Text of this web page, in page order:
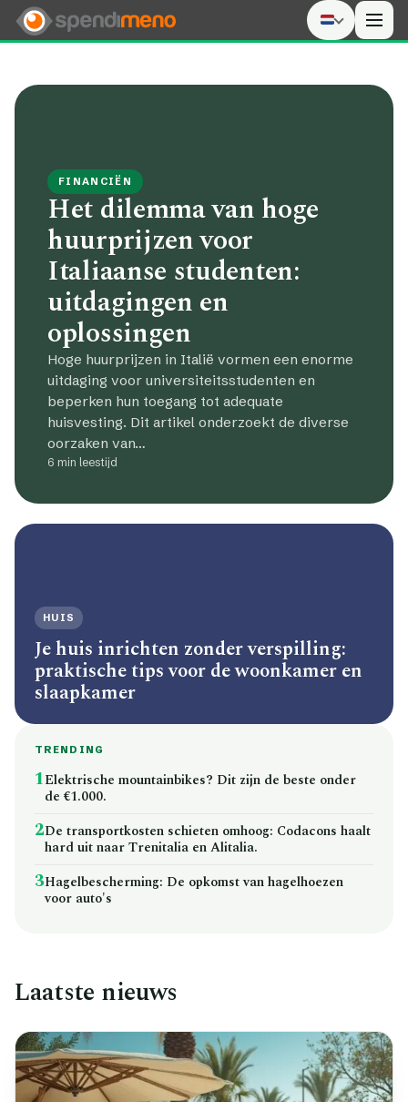
FINANCIËN
Het dilemma van hoge
huurprijzen voor
Italiaanse studenten:
uitdagingen en
oplossingen
Hoge huurprijzen in Italië vormen een enorme
uitdaging voor universiteitsstudenten en
beperken hun toegang tot adequate
huisvesting. Dit artikel onderzoekt de diverse
oorzaken van…
6 min leestijd
HUIS
Je huis inrichten zonder verspilling:
praktische tips voor de woonkamer en
slaapkamer
TRENDING
1Elektrische mountainbikes? Dit zijn de beste onder
de €1.000.
2De transportkosten schieten omhoog: Codacons haalt
hard uit naar Trenitalia en Alitalia.
3Hagelbescherming: De opkomst van hagelhoezen
voor auto's
Laatste nieuws